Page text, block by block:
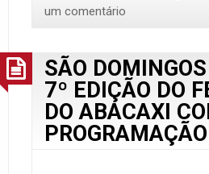
um comentário
SÃO
7º EDIÇÃO DO
DO ABACAXI